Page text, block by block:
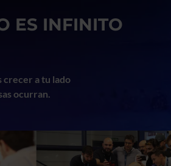
ES INFINITO
crecer a tu lado
ocurran.